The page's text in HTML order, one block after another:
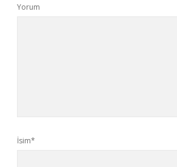
Yorum
İsim*